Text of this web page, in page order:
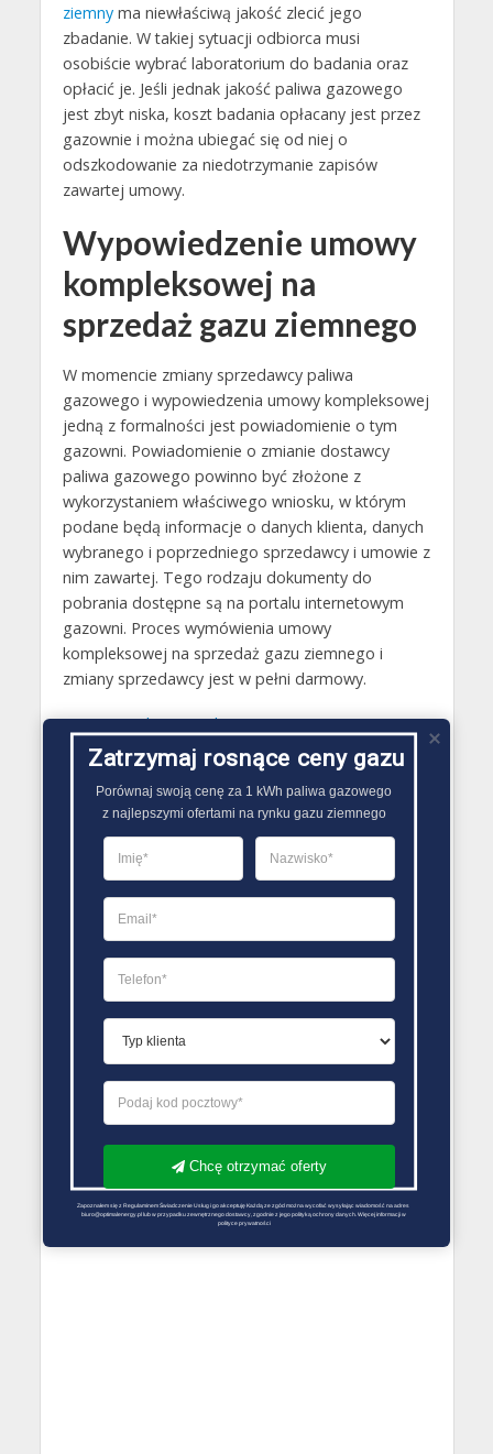
ziemnyma niewłaściwą jakość zlecić jego
zbadanie. W takiej sytuacji odbiorca musi
osobiście wybrać laboratorium do badania oraz
opłacić je. Jeśli jednak jakość paliwa gazowego
jest zbyt niska, koszt badania opłacany jest przez
gazownie i można ubiegać się od niej o
odszkodowanie za niedotrzymanie zapisów
zawartej umowy.
Wypowiedzenie umowy
kompleksowej na
sprzedaż gazu ziemnego
W momencie zmiany sprzedawcy paliwa
gazowego i wypowiedzenia umowy kompleksowej
jedną z formalności jest powiadomienie o tym
gazowni. Powiadomienie o zmianie dostawcy
paliwa gazowego powinno być złożone z
wykorzystaniem właściwego wniosku, w którym
podane będą informacje o danych klienta, danych
wybranego i poprzedniego sprzedawcy i umowie z
nim zawartej. Tego rodzaju dokumenty do
pobrania dostępne są na portalu internetowym
gazowni. Proces wymówienia umowy
kompleksowej na sprzedaż gazu ziemnego i
zmiany sprzedawcy jest w pełni darmowy.
Gazy techniczne Kleczew
Butle gazowe Kleczew
Gaz płynny Kleczew
Dostawcy gazu Kleczew
PORÓWNYWARKA OFERT GAZU
Zatrzymaj rosnące ceny gazu
Porównaj swoją cenę za 1 kWh paliwa gazowego
z najlepszymi ofertami na rynku gazu ziemnego
Chcę otrzymać oferty
Zapoznałem się z Regulaminem Świadczenie Usług i go akceptuję Każdą ze zgód można wycofać wysyłając wiadomość na adres
biuro@optimalenergy.pl lub w przypadku zewnętrznego dostawcy, zgodnie z jego polityką ochrony danych. Więcej informacji w
polityce prywatności